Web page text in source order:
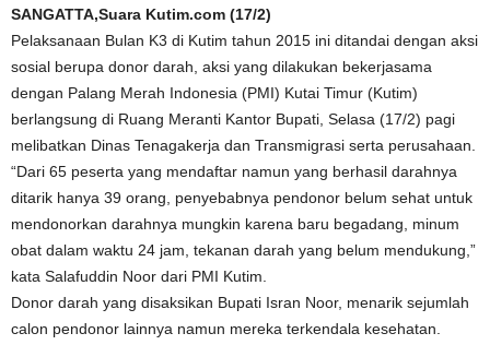
SANGATTA,Suara Kutim.com (17/2)
Pelaksanaan Bulan K3 di Kutim tahun 2015 ini ditandai dengan aksi
sosial berupa donor darah, aksi yang dilakukan bekerjasama
dengan Palang Merah Indonesia (PMI) Kutai Timur (Kutim)
berlangsung di Ruang Meranti Kantor Bupati, Selasa (17/2) pagi
melibatkan Dinas Tenagakerja dan Transmigrasi serta perusahaan.
“Dari 65 peserta yang mendaftar namun yang berhasil darahnya
ditarik hanya 39 orang, penyebabnya pendonor belum sehat untuk
mendonorkan darahnya mungkin karena baru begadang, minum
obat dalam waktu 24 jam, tekanan darah yang belum mendukung,”
kata Salafuddin Noor dari PMI Kutim.
Donor darah yang disaksikan Bupati Isran Noor, menarik sejumlah
calon pendonor lainnya namun mereka terkendala kesehatan.